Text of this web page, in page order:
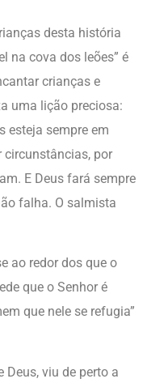
desta história
na cova dos leões” é
crianças e
uma lição preciosa:
esteja sempre em
circunstâncias, por
E Deus fará sempre
falha. O salmista
ao redor dos que o
que o Senhor é
que nele se refugia”
Deus, viu de perto a